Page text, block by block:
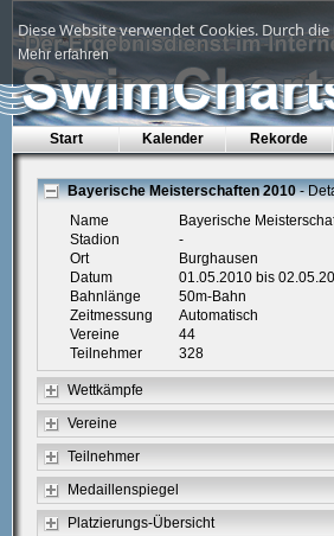
Diese Website verwendet Cookies. Durch
Mehr erfahren
Start Kalender Rekorde
Bayerische Meisterschaften 2010-
Name
Bayerische
Stadion
-
Ort
Burghausen
Datum
01.05.2010 bis
Bahnlänge
50m-Bahn
Zeitmessung
Automatisch
Vereine
44
Teilnehmer
328
Wettkämpfe
Vereine
Teilnehmer
Medaillenspiegel
Platzierungs-Übersicht